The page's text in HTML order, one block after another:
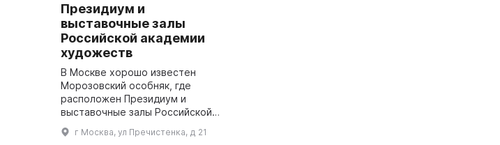
Президиум и
выставочные залы
Российской академии
художеств
В Москве хорошо известен
Морозовский особняк, где
расположен Президиум и
выставочные залы Российской
академии художеств. Здесь
постоянно проходят выставки
г Москва, ул Пречистенка, д 21